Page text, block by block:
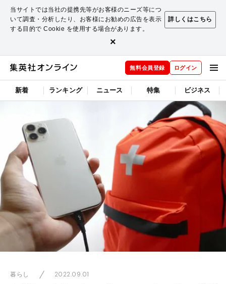
当サイトでは当社の提携先等がお客様のニーズ等につ
いて調査・分析したり、お客様にお勧めの広告を表示
する目的で Cookie を使用する場合があります。
詳しくはこちら
×
無料会員登録 ログイン
新着 ランキング ニュース 特集 ビジネス
暮らし 2022.09.01